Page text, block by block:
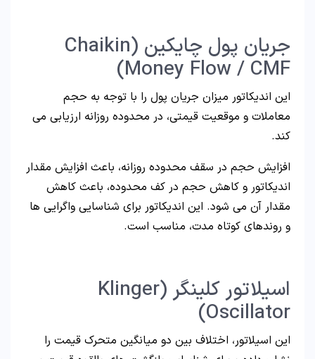
جریان پول چایکین (Chaikin
Money Flow / CMF)
این اندیکاتور میزان جریان پول را با توجه به حجم
معاملات و موقعیت قیمتی، در محدوده روزانه ارزیابی می
کند.
افزایش حجم در سقف محدوده روزانه، باعث افزایش مقدار
اندیکاتور و کاهش حجم در کف محدوده، باعث کاهش
مقدار آن می شود. این اندیکاتور برای شناسایی واگرایی ها
و روندهای کوتاه مدت، مناسب است.
اسیلاتور کلینگر (Klinger
Oscillator)
این اسیلاتور، اختلاف بین دو میانگین متحرک قیمت را